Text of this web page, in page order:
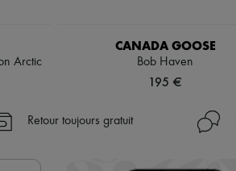
Arctic
CANADA GOOSE
Bob Haven
195 €
Retour toujours gratuit